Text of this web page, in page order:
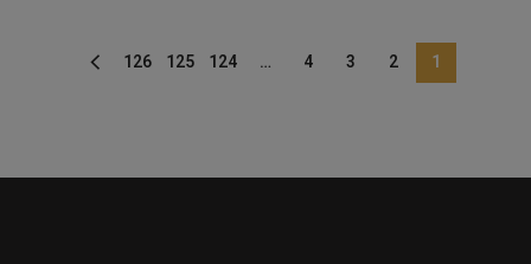
1
2
3
4
…
124
125
126